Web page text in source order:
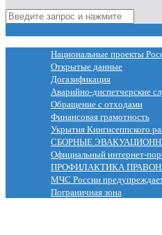
Национальные проекты
Открытые данные
Догазификация
Аварийно-диспетчерские
Обращение с отходами
Финансовая грамотность
Укрытия Кингисеппского
СБОРНЫЕ
Официальный интернет-
ПРОФИЛАКТИКА
МЧС России
Пограничная зона